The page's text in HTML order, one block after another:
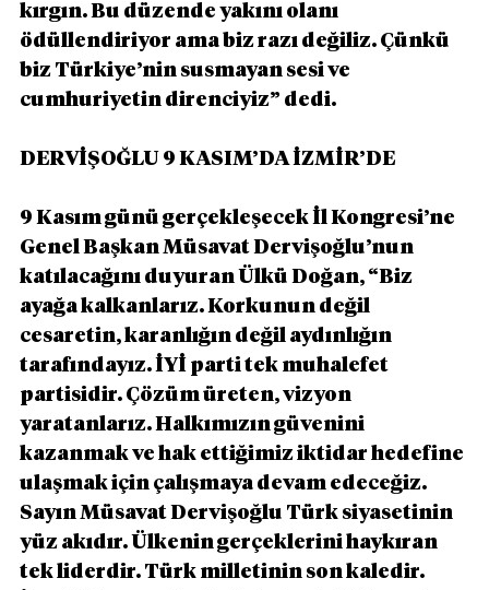
kırgın. Bu düzende yakını olanı
ödüllendiriyor ama biz razı değiliz. Çünkü
biz Türkiye’nin susmayan sesi ve
cumhuriyetin direnciyiz” dedi.
DERVİŞOĞLU 9 KASIM’DA İZMİR’DE
9 Kasım günü gerçekleşecek İl Kongresi’ne
Genel Başkan Müsavat Dervişoğlu’nun
katılacağını duyuran Ülkü Doğan, “Biz
ayağa kalkanlarız. Korkunun değil
cesaretin, karanlığın değil aydınlığın
tarafındayız. İYİ parti tek muhalefet
partisidir. Çözüm üreten, vizyon
yaratanlarız. Halkımızın güvenini
kazanmak ve hak ettiğimiz iktidar hedefine
ulaşmak için çalışmaya devam edeceğiz.
Sayın Müsavat Dervişoğlu Türk siyasetinin
yüz akıdır. Ülkenin gerçeklerini haykıran
tek liderdir. Türk milletinin son kaledir.